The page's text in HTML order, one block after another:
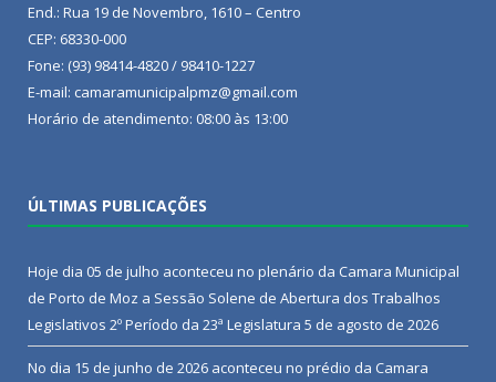
End.: Rua 19 de Novembro, 1610 – Centro
CEP: 68330-000
Fone: (93) 98414-4820 / 98410-1227
E-mail: camaramunicipalpmz@gmail.com
Horário de atendimento: 08:00 às 13:00
ÚLTIMAS PUBLICAÇÕES
Hoje dia 05 de julho aconteceu no plenário da Camara Municipal
de Porto de Moz a Sessão Solene de Abertura dos Trabalhos
Legislativos 2º Período da 23ª Legislatura 5 de agosto de 2026
No dia 15 de junho de 2026 aconteceu no prédio da Camara